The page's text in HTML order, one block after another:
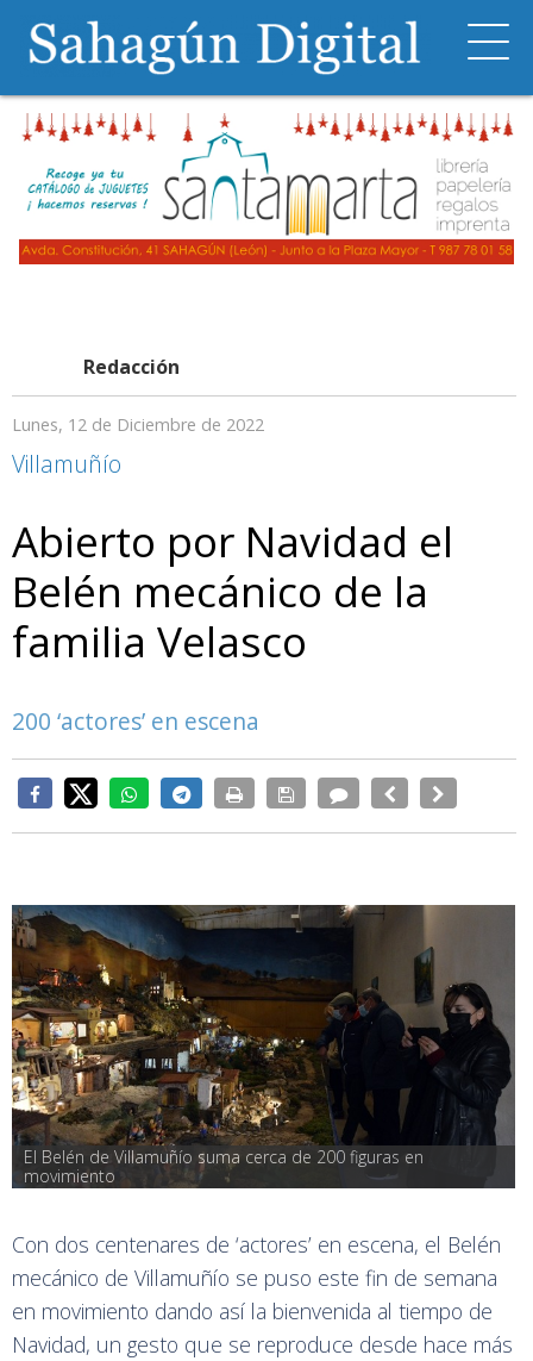
Redacción
Lunes, 12 de Diciembre de 2022
Villamuñío
Abierto por Navidad el
Belén mecánico de la
familia Velasco
200 ‘actores’ en escena
El Belén de Villamuñío suma cerca de 200 figuras en
movimiento
Con dos centenares de ‘actores’ en escena, el Belén
mecánico de Villamuñío se puso este fin de semana
en movimiento dando así la bienvenida al tiempo de
Navidad, un gesto que se reproduce desde hace más